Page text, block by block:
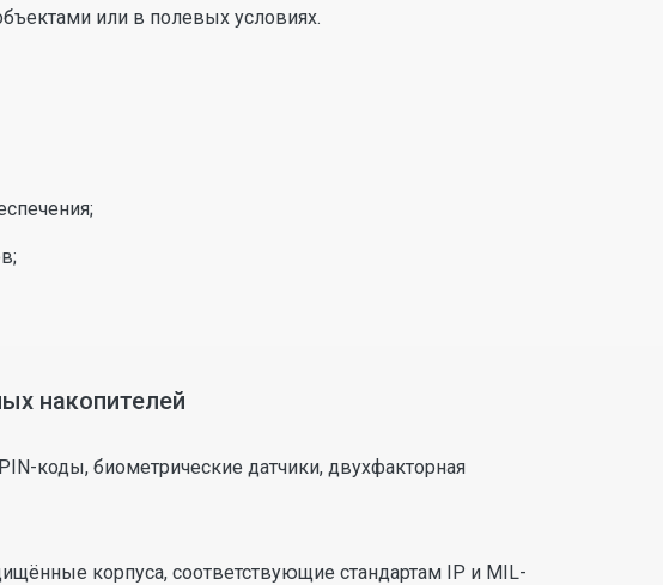
или в полевых условиях.
накопителей
коды, биометрические датчики, двухфакторная
корпуса, соответствующие стандартам IP и MIL-